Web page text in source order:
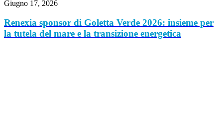
Giugno 17, 2026
Renexia sponsor di Goletta Verde 2026: insieme per
la tutela del mare e la transizione energetica